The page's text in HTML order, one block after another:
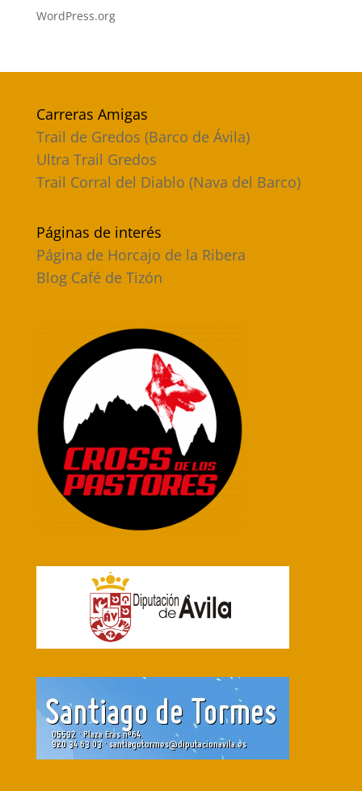
WordPress.org
Carreras Amigas
Trail de Gredos (Barco de Ávila)
Ultra Trail Gredos
Trail Corral del Diablo (Nava del Barco)
Páginas de interés
Página de Horcajo de la Ribera
Blog Café de Tizón